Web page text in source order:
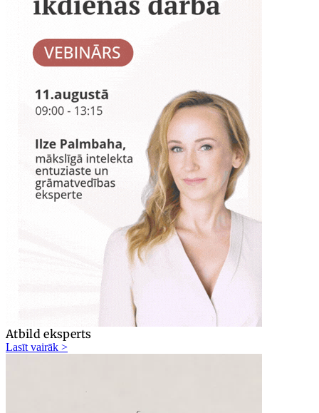
Atbild eksperts
Lasīt vairāk >